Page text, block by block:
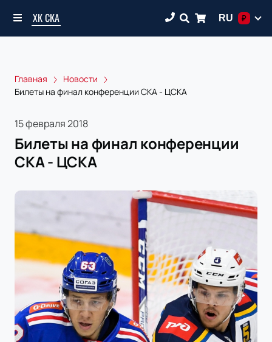
ХК СКА RU ₽
Главная
Новости
Билеты на финал конференции СКА - ЦСКА
15 февраля 2018
Билеты на финал конференции
СКА - ЦСКА